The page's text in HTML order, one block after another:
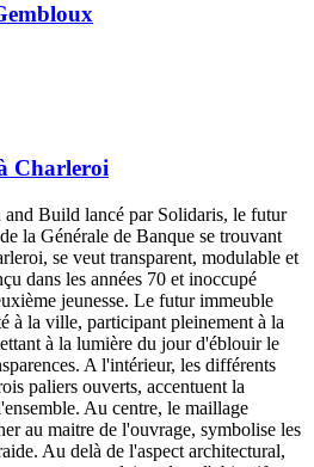
Charleroi
Build lancé par Solidaris, le futur
la Générale de Banque se trouvant
se veut transparent, modulable et
dans les années 70 et inoccupé
jeunesse. Le futur immeuble
à la ville, participant pleinement à la
à la lumière du jour d'éblouir le
A l'intérieur, les différents
paliers ouverts, accentuent la
Au centre, le maillage
au maitre de l'ouvrage, symbolise les
Au delà de l'aspect architectural,